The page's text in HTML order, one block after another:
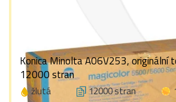
Konica Minolta A06V253, originální
12000 stran
žlutá 12000 stran